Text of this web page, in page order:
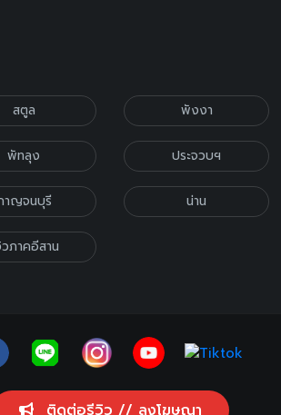
สตูล พังงา
พัทลุง ประจวบฯ
าญจนบุรี น่าน
ภาคอีสาน
ติดต่อรีวิว // ลงโฆษณา